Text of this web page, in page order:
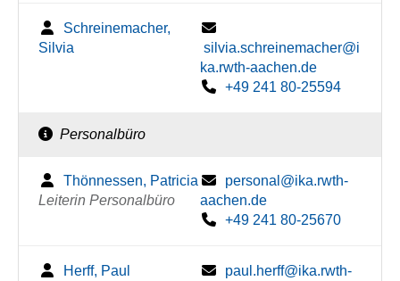
Schreinemacher,
Silvia
silvia.schreinemacher@i
ka.rwth-aachen.de
+49 241 80-25594
Personalbüro
Thönnessen, Patricia
Leiterin Personalbüro
personal@ika.rwth-
aachen.de
+49 241 80-25670
Herff, Paul
paul.herff@ika.rwth-